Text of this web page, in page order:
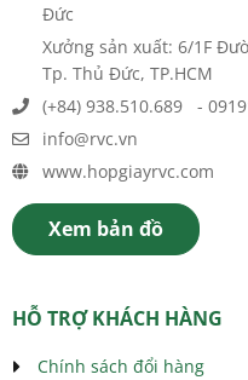
Đức
Xưởng sản xuất: 6/1F
Tp. Thủ Đức, TP.HCM
(+84) 938.510.689 -
info@rvc.vn
www.hopgiayrvc.com
Xem bản đồ
HỖ TRỢ KHÁCH HÀNG
Chính sách đổi hàng